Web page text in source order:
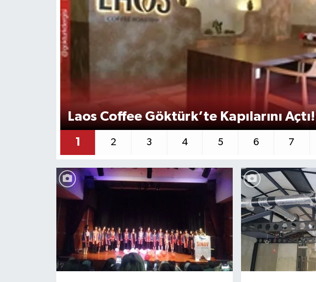
Laos Coffee Göktürk’te Kapılarını Açtı!
1 2 3 4 5 6 7
KEMERBURGAZ
KÜLTÜR - SANAT
TEKNOLOJİ